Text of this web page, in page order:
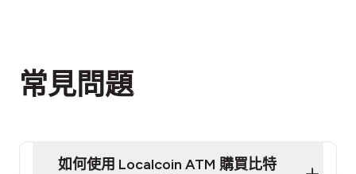
常見問題
如何使用 Localcoin ATM 購買比特